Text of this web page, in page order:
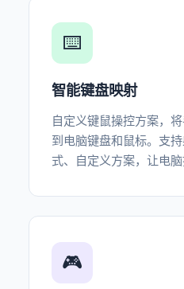
⌨️
智能键盘映射
自定义键鼠操控方案，
到电脑键盘和鼠标。支
式、自定义方案，让电脑
🎮